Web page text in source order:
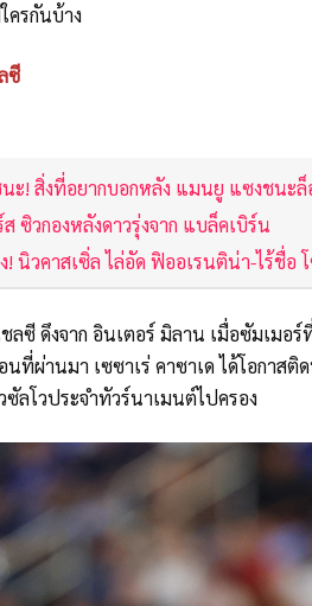
ครกันบ้าง
ซี
นะ! สิ่งที่อยากบอกหลัง แมนยู แซงชนะล็
ซิวกองหลังดาวรุ่งจาก แบล็คเบิร์น
! นิวคาสเซิ่ล ไล่อัด ฟิออเรนติน่า-ไร้ชื่อ
ลซี ดึงจาก อินเตอร์ มิลาน เมื่อซัมเมอ
ที่ผ่านมา เซซาเร่ คาซาเด ได้โอกาส
ซัลโวประจำทัวร์นาเมนต์ไปครอง